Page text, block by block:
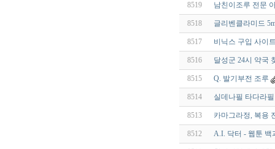
8519 남친이조루 전문
8518 글리벤클라미드
8517 비닉스 구입 사이
8516 달성군 24시 약국
8515 Q. 발기부전 조루
8514 실데나필 타다라
8513 카마그라정, 복용
8512 A.I. 닥터 - 웹툰 백